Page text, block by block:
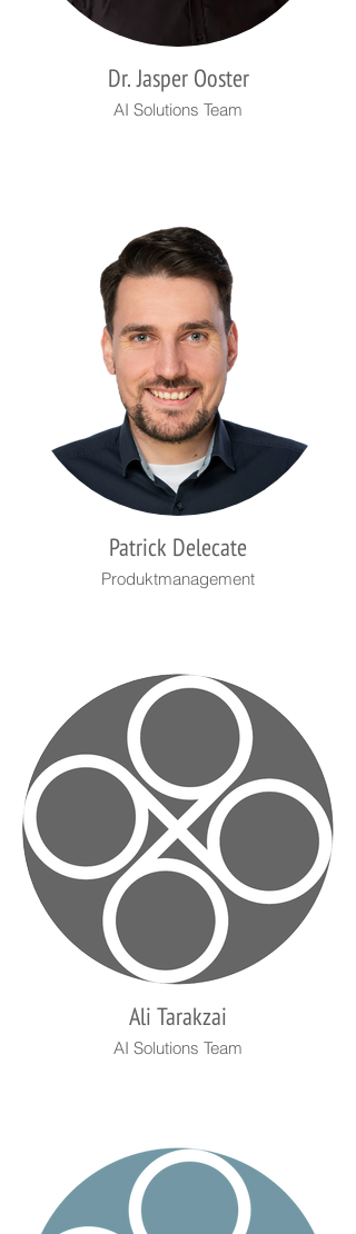
Dr. Jasper Ooster
AI Solutions Team
Patrick Delecate
Produktmanagement
Ali Tarakzai
AI Solutions Team